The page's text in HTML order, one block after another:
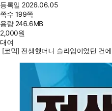
등록일 2026.06.05
쪽수 199쪽
용량 246.6MB
2,000원
대여
[코믹] 전생했더니 슬라임이었던 건